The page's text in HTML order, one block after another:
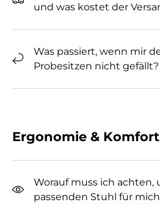
und was kostet der
Was passiert, wenn mir
Probesitzen nicht gefällt?
Ergonomie & Komfort
Worauf muss ich achten,
passenden Stuhl für